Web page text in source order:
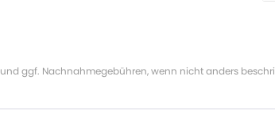
und ggf. Nachnahmegebühren, wenn nicht anders